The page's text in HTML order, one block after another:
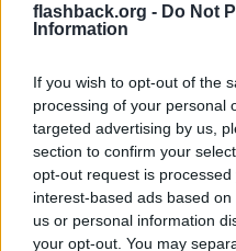
flashback.org - Do Not
Information
If you wish to opt-out of the
processing of your personal
targeted advertising by us,
section to confirm your
opt-out request is
interest-based ads based
us or personal information
your opt-out. You may
2018-10-16, 22:47
Ursprungligen postat av
Källa på att Paris är ett
var allt som vanligt.
Om vi ignorerar det
https://www.vice.com/sv/